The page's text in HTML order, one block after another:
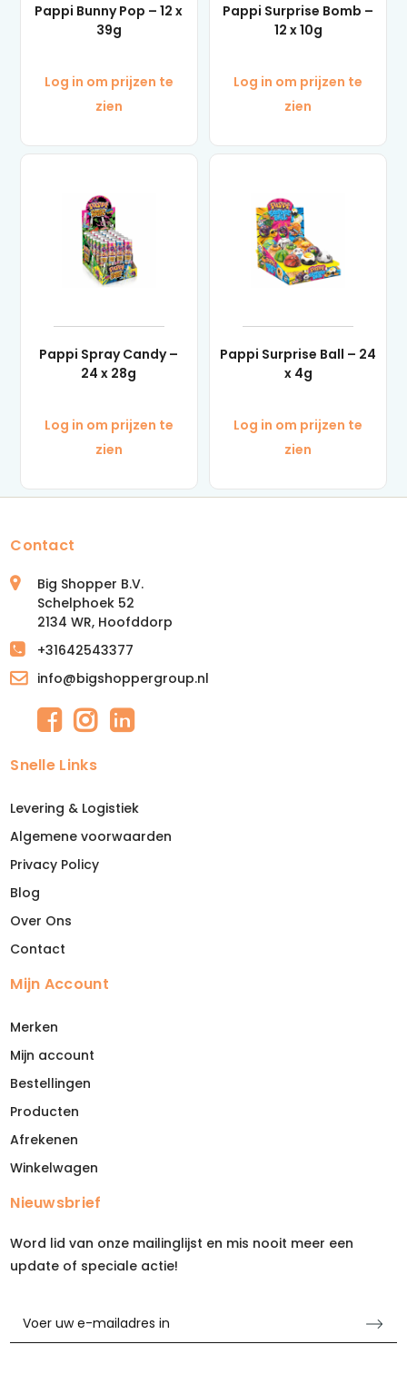
Pappi Bunny Pop – 12 x
39g
Log in om prijzen te
zien
Pappi Surprise Bomb –
12 x 10g
Log in om prijzen te
zien
Pappi Spray Candy –
24 x 28g
Log in om prijzen te
zien
Pappi Surprise Ball – 24
x 4g
Log in om prijzen te
zien
Contact
Big Shopper B.V.
Schelphoek 52
2134 WR, Hoofddorp
+31642543377
info@bigshoppergroup.nl
Snelle Links
Levering & Logistiek
Algemene voorwaarden
Privacy Policy
Blog
Over Ons
Contact
Mijn Account
Merken
Mijn account
Bestellingen
Producten
Afrekenen
Winkelwagen
Nieuwsbrief
Word lid van onze mailinglijst en mis nooit meer een
update of speciale actie!